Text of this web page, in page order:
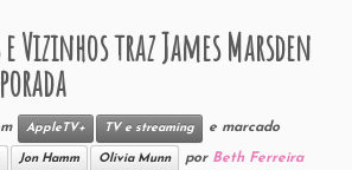
Vizinhos traz James Marsden
AppleTV+ TV e streaming e marcado
Jon Hamm Olivia Munn por Beth Ferreira